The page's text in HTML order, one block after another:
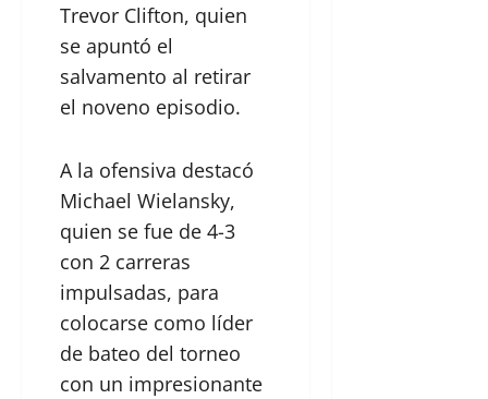
Trevor Clifton, quien
se apuntó el
salvamento al retirar
el noveno episodio.
A la ofensiva destacó
Michael Wielansky,
quien se fue de 4-3
con 2 carreras
impulsadas, para
colocarse como líder
de bateo del torneo
con un impresionante